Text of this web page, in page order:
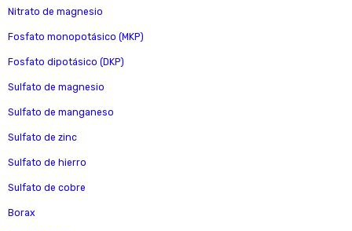
Nitrato de magnesio
Fosfato monopotásico (MKP)
Fosfato dipotásico (DKP)
Sulfato de magnesio
Sulfato de manganeso
Sulfato de zinc
Sulfato de hierro
Sulfato de cobre
Borax